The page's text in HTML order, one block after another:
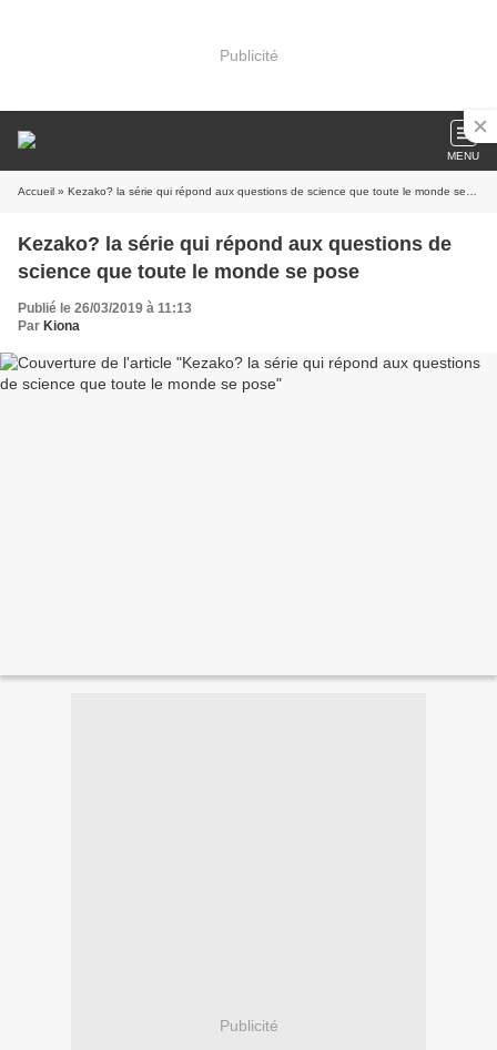
Publicité
MENU
Accueil » Kezako? la série qui répond aux questions de science que toute le monde se pose
Kezako? la série qui répond aux questions de
science que toute le monde se pose
Publié le 26/03/2019 à 11:13
Par Kiona
Publicité